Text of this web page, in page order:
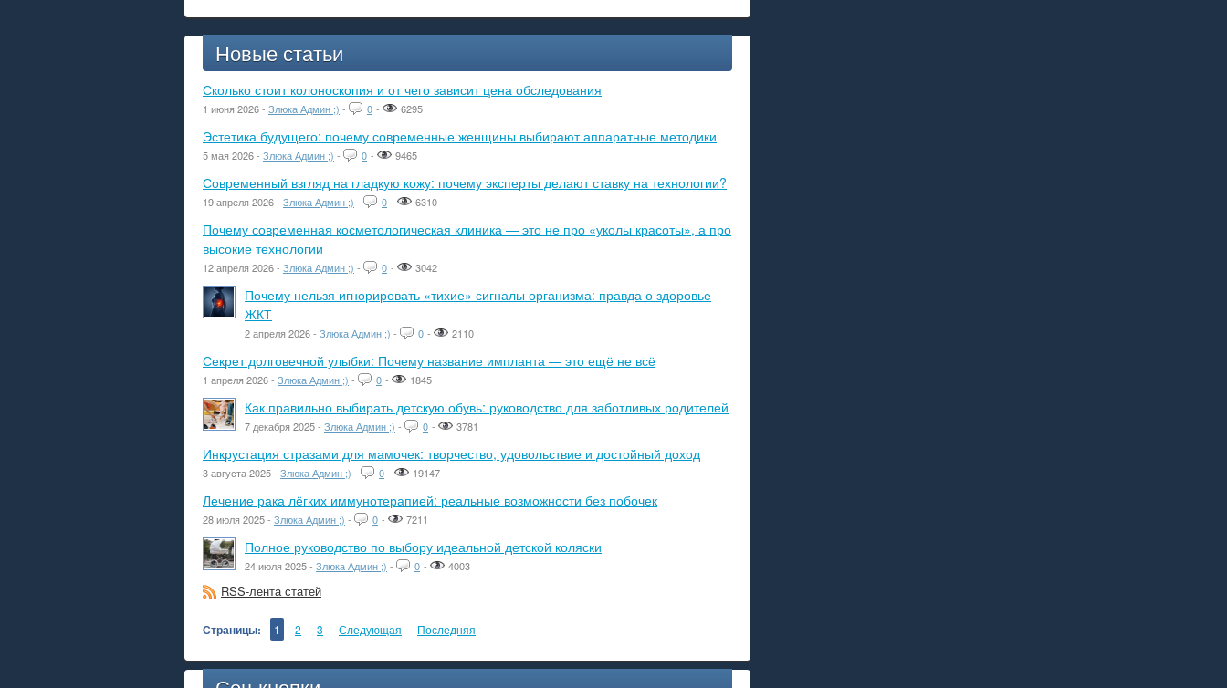
Новые статьи
Сколько стоит колоноскопия и от чего зависит цена обследования
1 июня 2026 - Злюка Админ ;) - 0 - 6295
Эстетика будущего: почему современные женщины выбирают аппаратные методики
5 мая 2026 - Злюка Админ ;) - 0 - 9465
Современный взгляд на гладкую кожу: почему эксперты делают ставку на технологии?
19 апреля 2026 - Злюка Админ ;) - 0 - 6310
Почему современная косметологическая клиника — это не про «уколы красоты», а про
высокие технологии
12 апреля 2026 - Злюка Админ ;) - 0 - 3042
Почему нельзя игнорировать «тихие» сигналы организма: правда о здоровье
ЖКТ
2 апреля 2026 - Злюка Админ ;) - 0 - 2110
Секрет долговечной улыбки: Почему название импланта — это ещё не всё
1 апреля 2026 - Злюка Админ ;) - 0 - 1845
Как правильно выбирать детскую обувь: руководство для заботливых родителей
7 декабря 2025 - Злюка Админ ;) - 0 - 3781
Инкрустация стразами для мамочек: творчество, удовольствие и достойный доход
3 августа 2025 - Злюка Админ ;) - 0 - 19147
Лечение рака лёгких иммунотерапией: реальные возможности без побочек
28 июля 2025 - Злюка Админ ;) - 0 - 7211
Полное руководство по выбору идеальной детской коляски
24 июля 2025 - Злюка Админ ;) - 0 - 4003
RSS-лента статей
Страницы: 1 2 3 Следующая Последняя